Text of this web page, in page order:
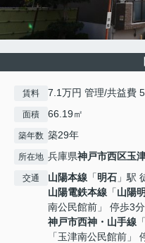
賃料 7.1万円 管理/共益費
面積 66.19㎡
築年数 築29年
所在地 兵庫県神戸市西区玉
交通 山陽本線 「明石 」駅
山陽電鉄本線 「山陽
南公民館前」 停歩3分
神戸市西神・山手線 「
「玉津南公民館前」